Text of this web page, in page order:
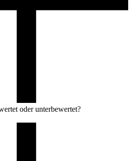
oder unterbewertet?